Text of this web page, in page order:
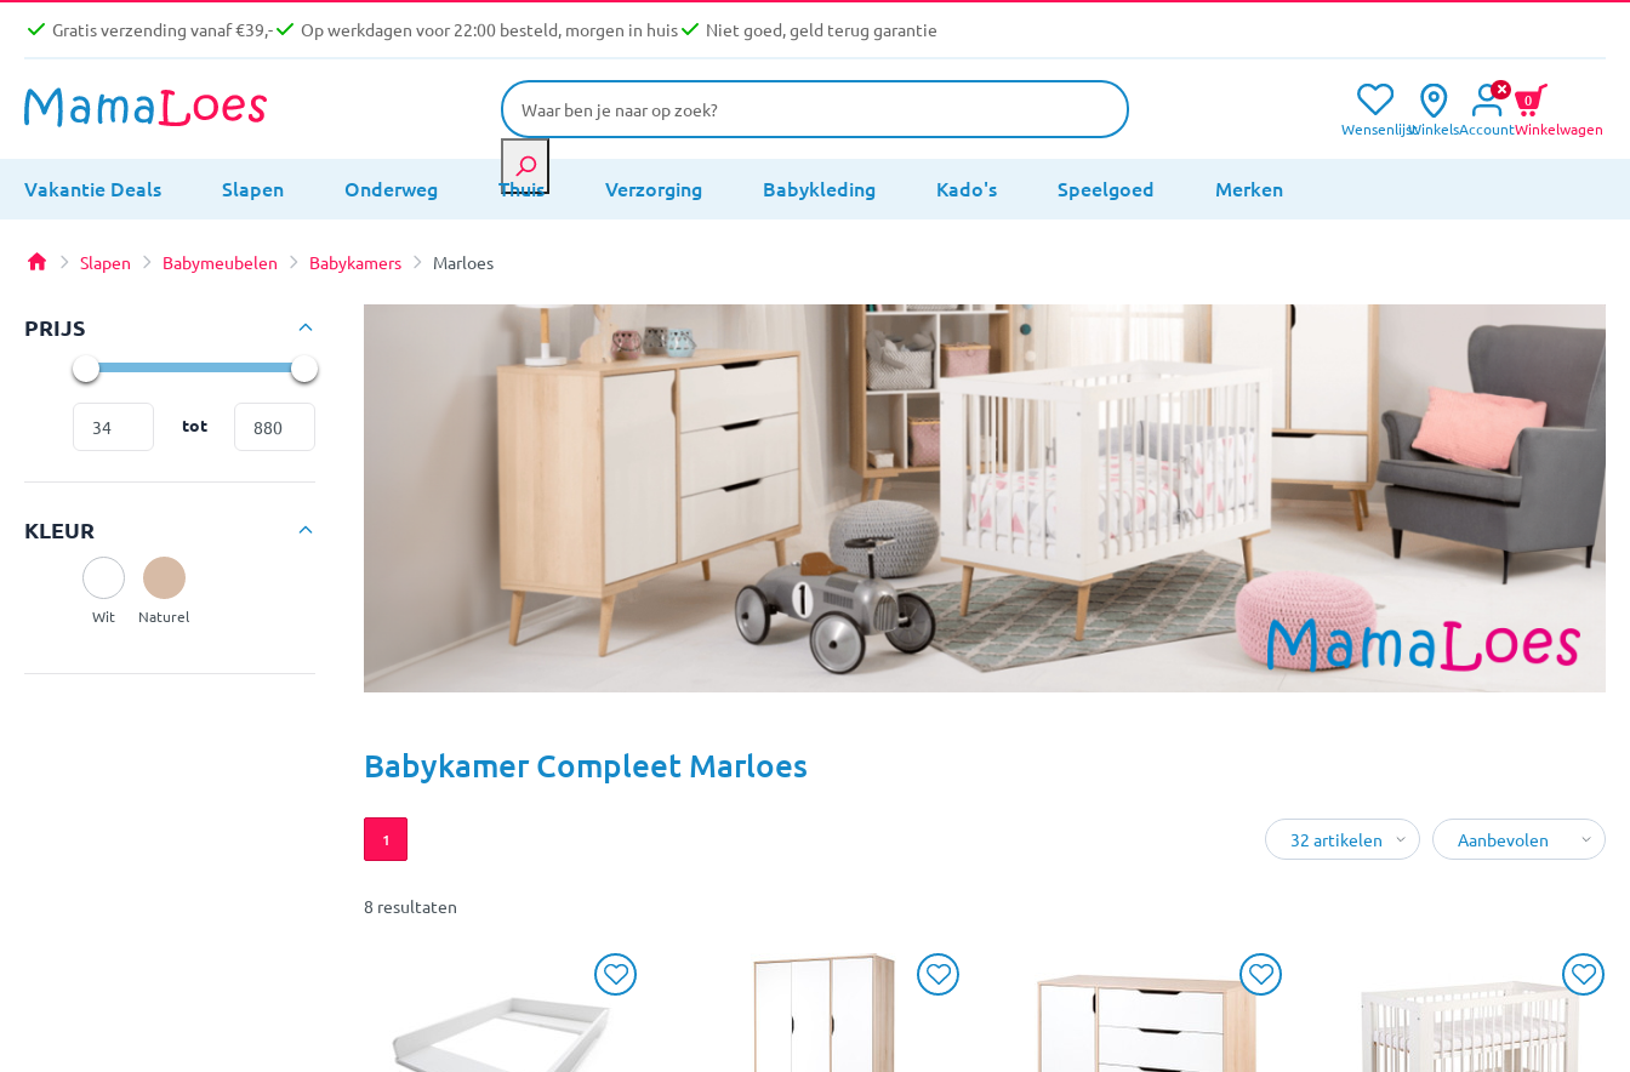
Gratis verzending vanaf €39,- Op werkdagen voor 22:00 besteld, morgen in huis Niet goed, geld terug garantie
WensenlijstWinkelsAccountWinkelwagen
0
Vakantie Deals Slapen Onderweg Thuis Verzorging Babykleding Kado's Speelgoed Merken
Slapen Babymeubelen Babykamers Marloes
PRIJS
tot
KLEUR
Wit Naturel
Babykamer Compleet Marloes
1
8 resultaten